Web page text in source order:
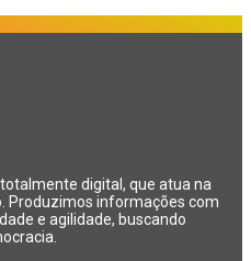
digital, que atua na
Produzimos informações com
e agilidade, buscando